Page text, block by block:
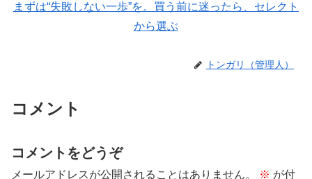
まずは“失敗しない一歩”を。買う前に迷ったら、セレクト
から選ぶ
トンガリ（管理人）
コメント
コメントをどうぞ
メールアドレスが公開されることはありません。 ※ が付